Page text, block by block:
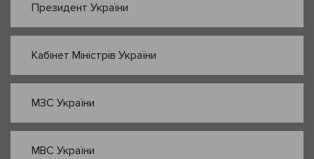
Президент України
Кабінет Міністрів України
МЗС України
МВС України